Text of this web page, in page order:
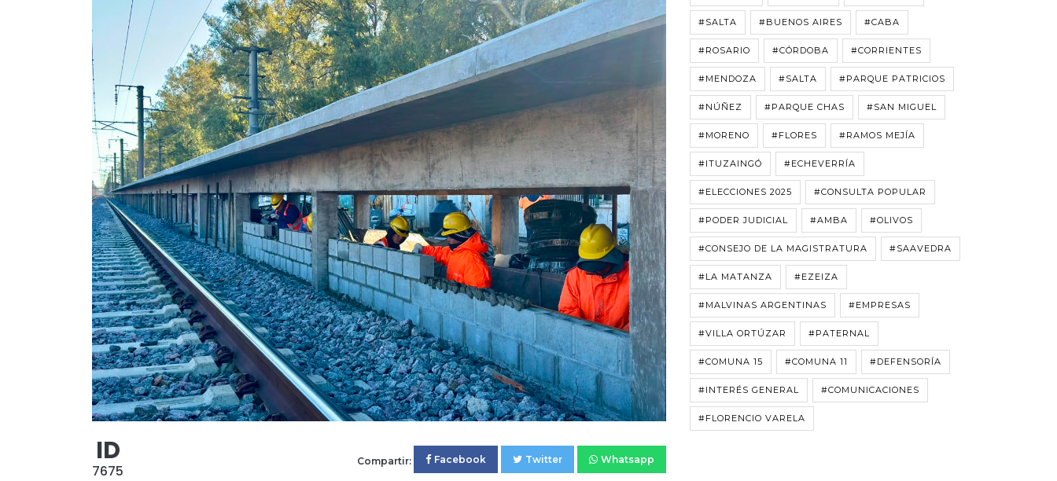
ID
7675
Compartir: Facebook Twitter Whatsapp
#SALTA #BUENOS AIRES #CABA
#ROSARIO #CÓRDOBA #CORRIENTES
#MENDOZA #SALTA #PARQUE PATRICIOS
#NÚÑEZ #PARQUE CHAS #SAN MIGUEL
#MORENO #FLORES #RAMOS MEJÍA
#ITUZAINGÓ #ECHEVERRÍA
#ELECCIONES 2025 #CONSULTA POPULAR
#PODER JUDICIAL #AMBA #OLIVOS
#CONSEJO DE LA MAGISTRATURA #SAAVEDRA
#LA MATANZA #EZEIZA
#MALVINAS ARGENTINAS #EMPRESAS
#VILLA ORTÚZAR #PATERNAL
#COMUNA 15 #COMUNA 11 #DEFENSORÍA
#INTERÉS GENERAL #COMUNICACIONES
#FLORENCIO VARELA